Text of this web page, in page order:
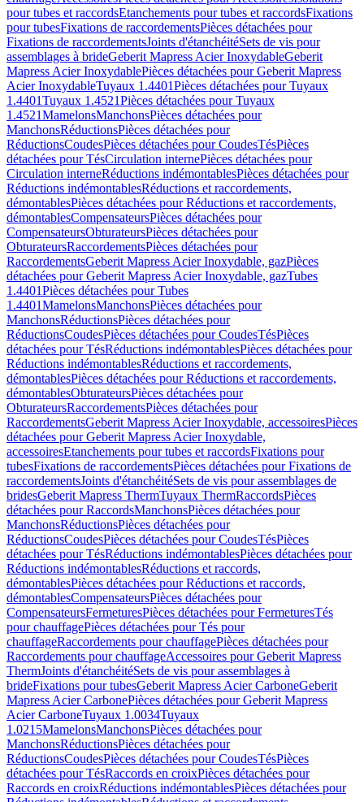
pour tubes et raccordsEtanchements pour tubes et raccordsFixations
pour tubesFixations de raccordementsPièces détachées pour
Fixations de raccordementsJoints d'étanchéitéSets de vis pour
assemblages à brideGeberit Mapress Acier InoxydableGeberit
Mapress Acier InoxydablePièces détachées pour Geberit Mapress
Acier InoxydableTuyaux 1.4401Pièces détachées pour Tuyaux
1.4401Tuyaux 1.4521Pièces détachées pour Tuyaux
1.4521MamelonsManchonsPièces détachées pour
ManchonsRéductionsPièces détachées pour
RéductionsCoudesPièces détachées pour CoudesTésPièces
détachées pour TésCirculation internePièces détachées pour
Circulation interneRéductions indémontablesPièces détachées pour
Réductions indémontablesRéductions et raccordements,
démontablesPièces détachées pour Réductions et raccordements,
démontablesCompensateursPièces détachées pour
CompensateursObturateursPièces détachées pour
ObturateursRaccordementsPièces détachées pour
RaccordementsGeberit Mapress Acier Inoxydable, gazPièces
détachées pour Geberit Mapress Acier Inoxydable, gazTubes
1.4401Pièces détachées pour Tubes
1.4401MamelonsManchonsPièces détachées pour
ManchonsRéductionsPièces détachées pour
RéductionsCoudesPièces détachées pour CoudesTésPièces
détachées pour TésRéductions indémontablesPièces détachées pour
Réductions indémontablesRéductions et raccordements,
démontablesPièces détachées pour Réductions et raccordements,
démontablesObturateursPièces détachées pour
ObturateursRaccordementsPièces détachées pour
RaccordementsGeberit Mapress Acier Inoxydable, accessoiresPièces
détachées pour Geberit Mapress Acier Inoxydable,
accessoiresEtanchements pour tubes et raccordsFixations pour
tubesFixations de raccordementsPièces détachées pour Fixations de
raccordementsJoints d'étanchéitéSets de vis pour assemblages de
bridesGeberit Mapress ThermTuyaux ThermRaccordsPièces
détachées pour RaccordsManchonsPièces détachées pour
ManchonsRéductionsPièces détachées pour
RéductionsCoudesPièces détachées pour CoudesTésPièces
détachées pour TésRéductions indémontablesPièces détachées pour
Réductions indémontablesRéductions et raccords,
démontablesPièces détachées pour Réductions et raccords,
démontablesCompensateursPièces détachées pour
CompensateursFermeturesPièces détachées pour FermeturesTés
pour chauffagePièces détachées pour Tés pour
chauffageRaccordements pour chauffagePièces détachées pour
Raccordements pour chauffageAccessoires pour Geberit Mapress
ThermJoints d'étanchéitéSets de vis pour assemblages à
brideFixations pour tubesGeberit Mapress Acier CarboneGeberit
Mapress Acier CarbonePièces détachées pour Geberit Mapress
Acier CarboneTuyaux 1.0034Tuyaux
1.0215MamelonsManchonsPièces détachées pour
ManchonsRéductionsPièces détachées pour
RéductionsCoudesPièces détachées pour CoudesTésPièces
détachées pour TésRaccords en croixPièces détachées pour
Raccords en croixRéductions indémontablesPièces détachées pour